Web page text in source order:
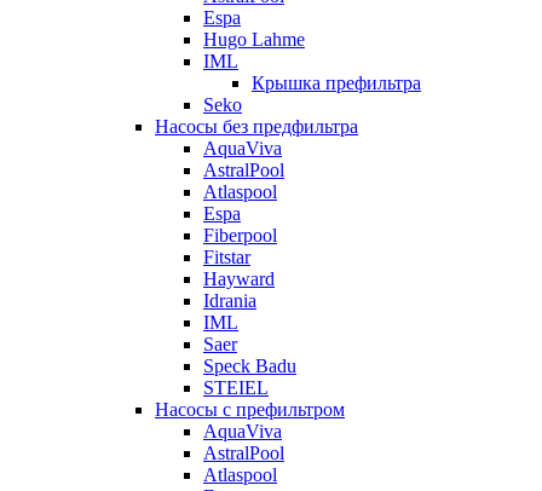
Espa
Hugo Lahme
IML
Крышка префильтра
Seko
Насосы без предфильтра
AquaViva
AstralPool
Atlaspool
Espa
Fiberpool
Fitstar
Hayward
Idrania
IML
Saer
Speck Badu
STEIEL
Насосы с префильтром
AquaViva
AstralPool
Atlaspool